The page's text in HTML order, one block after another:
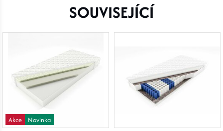
SOUVISEJÍCÍ
Akce
Novinka